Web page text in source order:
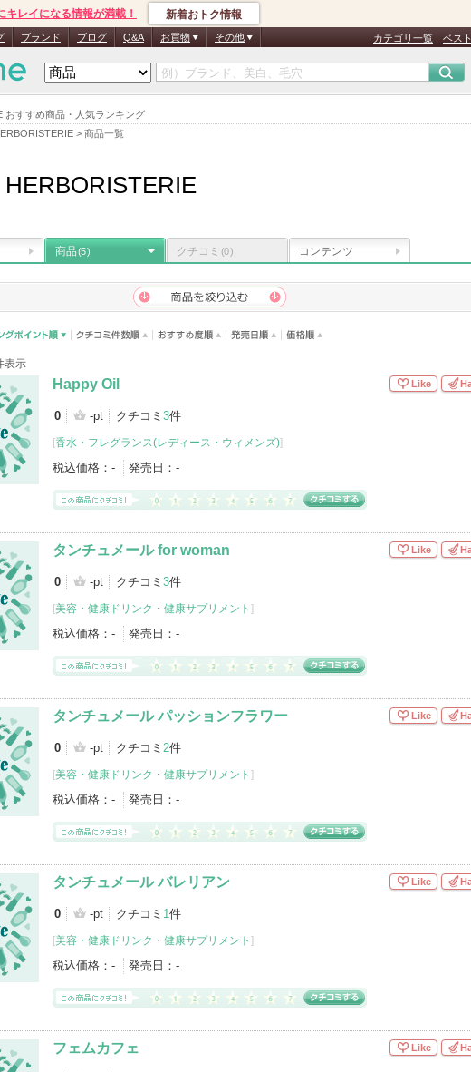
おすすめ商品・人気ランキング
> 商品一覧
キレイになる情報が満載！ 新着おトク情報
ブランド ブログ Q&A お買物 その他 カテゴリ一覧 ベス
HERBORISTERIE
商品(5) クチコミ (0) コンテンツ
表示
Happy Oil
0 -pt クチコミ 3件
[香水・フレグランス(レディース・ウィメンズ)]
税込価格： - 発売日： -
Like
タンチュメール for woman
0 -pt クチコミ 3件
[美容・健康ドリンク ・ 健康サプリメント ]
税込価格： - 発売日： -
Like
タンチュメール パッションフラワー
0 -pt クチコミ 2件
[美容・健康ドリンク ・ 健康サプリメント ]
税込価格： - 発売日： -
Like
タンチュメール バレリアン
0 -pt クチコミ 1件
[美容・健康ドリンク ・ 健康サプリメント ]
税込価格： - 発売日： -
Like
フェムカフェ Like